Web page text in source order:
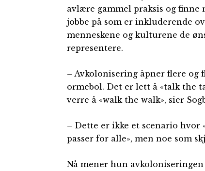
avlære gammel praksis og finne
jobbe på som er inkluderende
menneskene og kulturene de
representere.
– Avkolonisering åpner flere og
ormebol. Det er lett å «talk the
verre å «walk the walk», sier
– Dette er ikke et scenario hvor
passer for alle», men noe som
Nå mener hun